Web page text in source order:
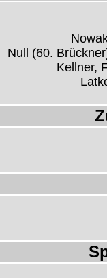
Null (60.
Kellner,